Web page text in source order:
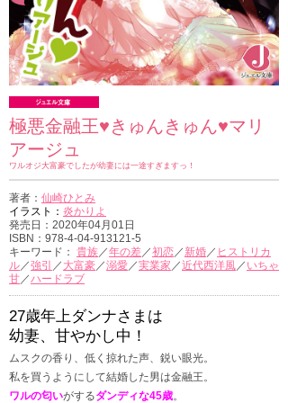
極悪金融王♥きゅんきゅん♥マリ
アージュ
ワルオジ大富豪でしたが幼妻には一途すぎますっ！
著者： 仙崎ひとみ
イラスト： 炎かりよ
発売日：2020年04月01日
ISBN：978-4-04-913121-5
キーワード： 貴族／年の差／初恋／ 新婚／ ヒストリカ
ル／強引 ／ 大富豪／溺愛／実業家 ／近代西洋風／ いちゃ
甘／ハードラブ
27歳年上ダンナさまは
幼妻、甘やかし中！
ムスクの香り、低く掠れた声、鋭い眼光。
私を買うようにして結婚した男は金融王。
ワルの匂いがするダンディな45歳。